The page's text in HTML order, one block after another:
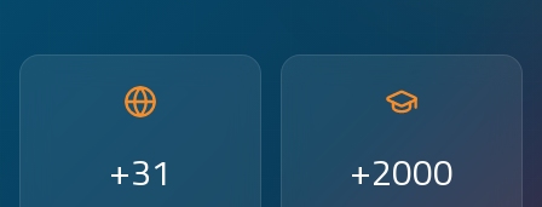
2000+
31+